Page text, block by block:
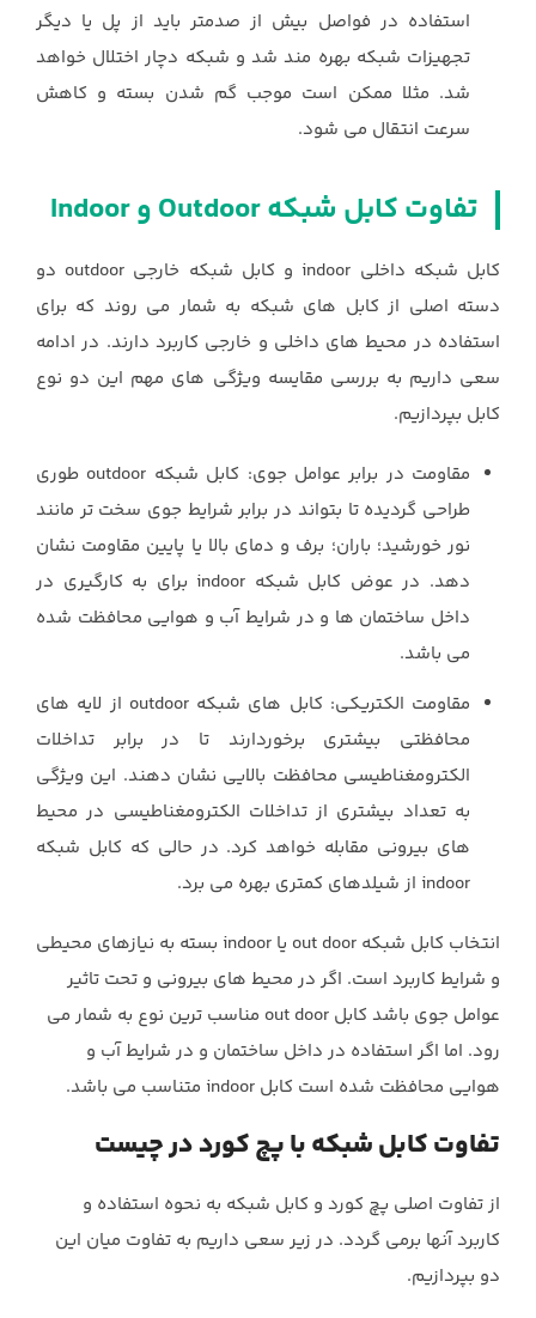
استفاده در فواصل بیش از صدمتر باید از پل یا دیگر
تجهیزات شبکه بهره مند شد و شبکه دچار اختلال خواهد
شد. مثلا ممکن است موجب گم شدن بسته و کاهش
سرعت انتقال می شود.
تفاوت کابل شبکه Outdoor و Indoor
کابل شبکه داخلی indoor و کابل شبکه خارجی outdoor دو
دسته اصلی از کابل های شبکه به شمار می روند که برای
استفاده در محیط های داخلی و خارجی کاربرد دارند. در ادامه
سعی داریم به بررسی مقایسه ویژگی های مهم این دو نوع
کابل بپردازیم.
مقاومت در برابر عوامل جوی: کابل شبکه outdoor طوری
طراحی گردیده تا بتواند در برابر شرایط جوی سخت تر مانند
نور خورشید؛ باران؛ برف و دمای بالا یا پایین مقاومت نشان
دهد. در عوض کابل شبکه indoor برای به کارگیری در
داخل ساختمان ها و در شرایط آب و هوایی محافظت شده
می باشد.
مقاومت الکتریکی: کابل های شبکه outdoor از لایه های
محافظتی بیشتری برخوردارند تا در برابر تداخلات
الکترومغناطیسی محافظت بالایی نشان دهند. این ویژگی
به تعداد بیشتری از تداخلات الکترومغناطیسی در محیط
های بیرونی مقابله خواهد کرد. در حالی که کابل شبکه
indoor از شیلدهای کمتری بهره می برد.
انتخاب کابل شبکه out door یا indoor بسته به نیازهای محیطی
و شرایط کاربرد است. اگر در محیط های بیرونی و تحت تاثیر
عوامل جوی باشد کابل out door مناسب ترین نوع به شمار می
رود. اما اگر استفاده در داخل ساختمان و در شرایط آب و
هوایی محافظت شده است کابل indoor متناسب می باشد.
تفاوت کابل شبکه با پچ کورد در چیست
از تفاوت اصلی پچ کورد و کابل شبکه به نحوه استفاده و
کاربرد آنها برمی گردد. در زیر سعی داریم به تفاوت میان این
دو بپردازیم.